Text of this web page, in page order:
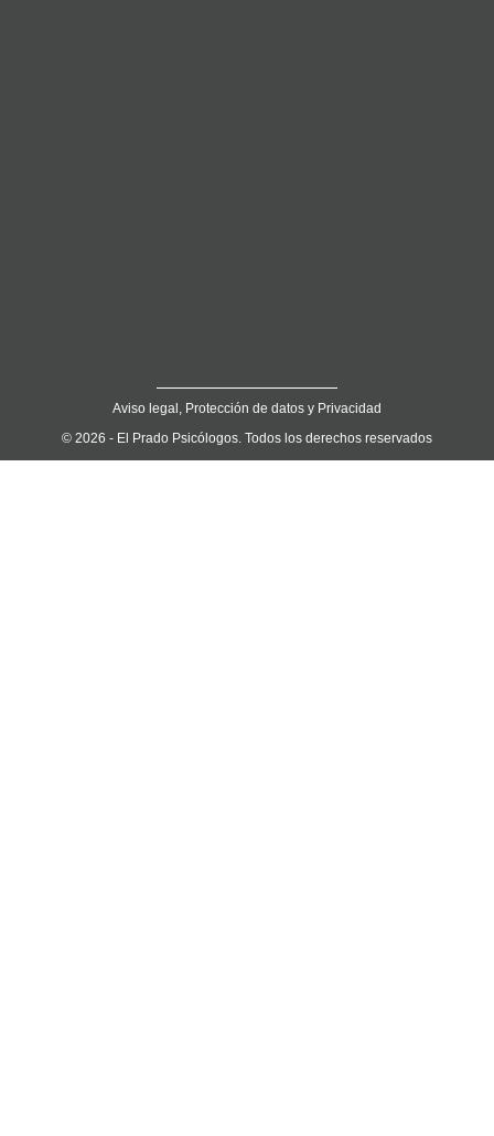
Aviso legal, Protección de datos y Privacidad
© 2026 - El Prado Psicólogos. Todos los derechos reservados